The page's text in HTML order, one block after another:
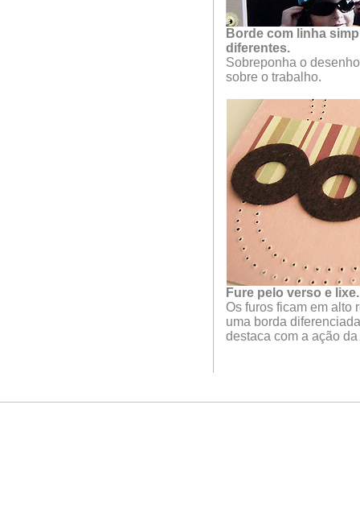
Borde com linha
diferentes.
Sobreponha o
sobre o trabalho.
Fure pelo verso e lixe.
Os furos ficam em alto
uma borda
destaca com a ação